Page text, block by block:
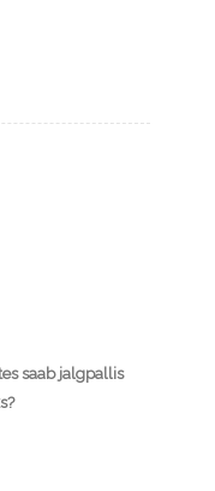
saab jalgpallis